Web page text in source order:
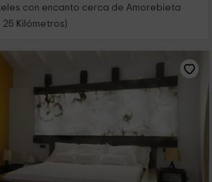
con encanto cerca de Amorebieta
Kilómetros)